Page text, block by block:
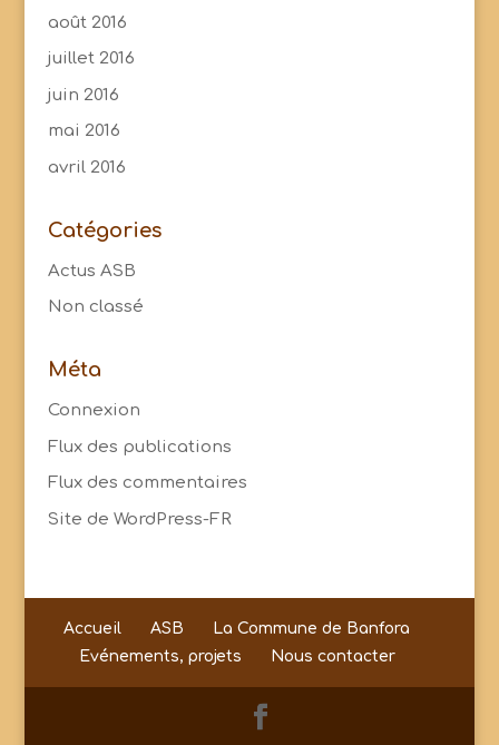
août 2016
juillet 2016
juin 2016
mai 2016
avril 2016
Catégories
Actus ASB
Non classé
Méta
Connexion
Flux des publications
Flux des commentaires
Site de WordPress-FR
Accueil ASB
La Commune de Banfora
Evénements, projets
Nous contacter